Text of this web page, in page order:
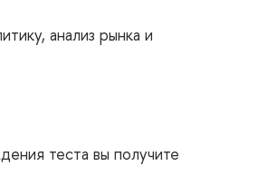
анализ рынка и
теста вы получите